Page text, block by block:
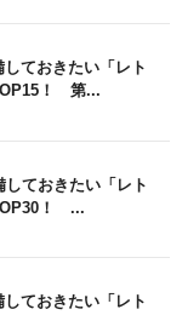
しておきたい「レト
！ 第...
しておきたい「レト
！ ...
しておきたい「レト